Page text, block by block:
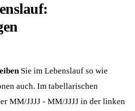
Sie im Lebenslauf so wie
auch. Im tabellarischen
MM/JJJJ - MM/JJJJ in der linken